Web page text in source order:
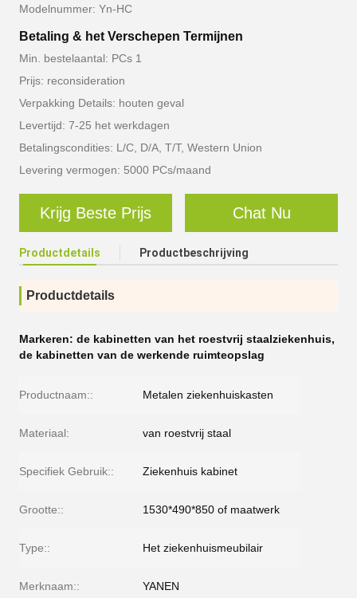
Modelnummer: Yn-HC
Betaling & het Verschepen Termijnen
Min. bestelaantal: PCs 1
Prijs: reconsideration
Verpakking Details: houten geval
Levertijd: 7-25 het werkdagen
Betalingscondities: L/C, D/A, T/T, Western Union
Levering vermogen: 5000 PCs/maand
Krijg Beste Prijs Chat Nu
Productdetails Productbeschrijving
Productdetails
Markeren: de kabinetten van het roestvrij staalziekenhuis,
de kabinetten van de werkende ruimteopslag
Productnaam:: Metalen ziekenhuiskasten
Materiaal: van roestvrij staal
Specifiek Gebruik:: Ziekenhuis kabinet
Grootte:: 1530*490*850 of maatwerk
Type:: Het ziekenhuismeubilair
Merknaam:: YANEN